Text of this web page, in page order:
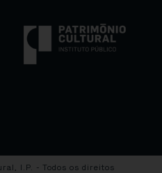
I.P. - Todos os direitos